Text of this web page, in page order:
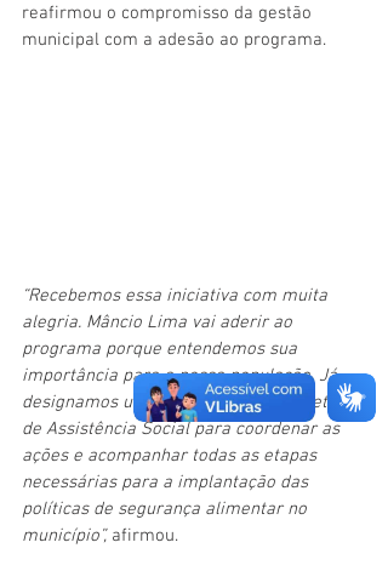
reafirmou o compromisso da gestão
municipal com a adesão ao programa.
“Recebemos essa iniciativa com muita
alegria. Mâncio Lima vai aderir ao
programa porque entendemos sua
importância para a nossa população. Já
designamos um profissional da Secretaria
de Assistência Social para coordenar as
ações e acompanhar todas as etapas
necessárias para a implantação das
políticas de segurança alimentar no
município”, afirmou.